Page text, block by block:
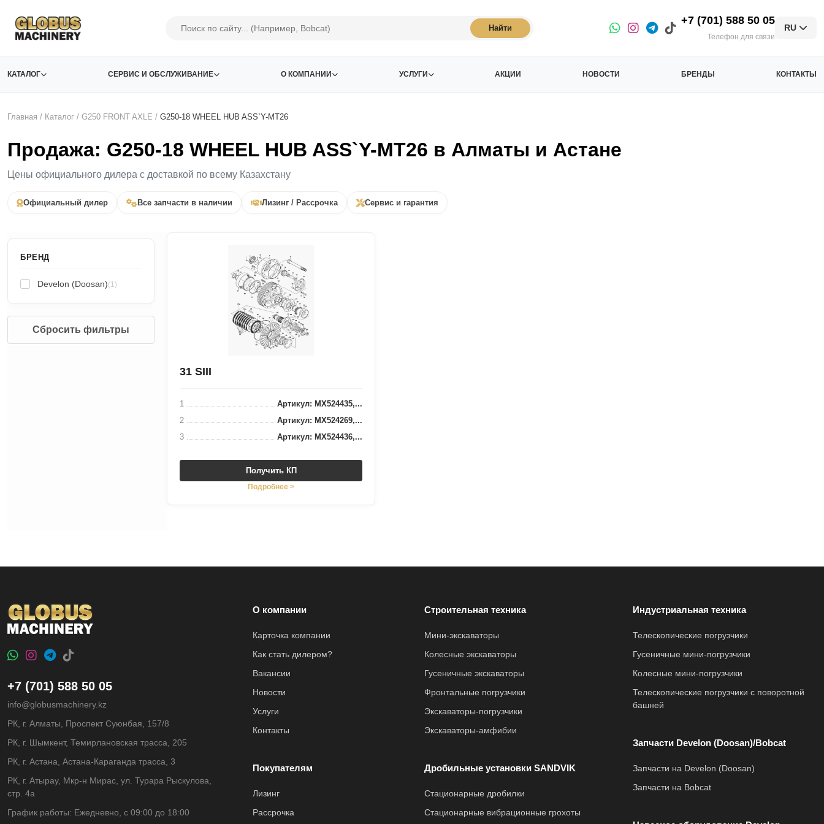
Найти
+7 (701) 588 50 05
Телефон для связи
RU
КАТАЛОГ СЕРВИС И ОБСЛУЖИВАНИЕ О КОМПАНИИ УСЛУГИ АКЦИИ НОВОСТИ БРЕНДЫ КОНТАКТЫ
Главная / Каталог / G250 FRONT AXLE / G250-18 WHEEL HUB ASS`Y-MT26
Продажа: G250-18 WHEEL HUB ASS`Y-MT26 в Алматы и Астане
Цены официального дилера с доставкой по всему Казахстану
Официальный дилер Все запчасти в наличии Лизинг / Рассрочка Сервис и гарантия
БРЕНД
Develon (Doosan)(1)
Сбросить фильтры
31 SIII
1
Артикул: MX524435,...
2
Артикул: MX524269,...
3
Артикул: MX524436,...
Получить КП
Подробнее >
+7 (701) 588 50 05
info@globusmachinery.kz
РК, г. Алматы, Проспект Суюнбая, 157/8
РК, г. Шымкент, Темирлановская трасса, 205
РК, г. Астана, Астана-Караганда трасса, 3
РК, г. Атырау, Мкр-н Мирас, ул. Турара Рыскулова,
стр. 4а
График работы: Ежедневно, с 09:00 до 18:00
О компании
Карточка компании
Как стать дилером?
Вакансии
Новости
Услуги
Контакты
Покупателям
Лизинг
Рассрочка
Строительная техника
Мини-экскаваторы
Колесные экскаваторы
Гусеничные экскаваторы
Фронтальные погрузчики
Экскаваторы-погрузчики
Экскаваторы-амфибии
Дробильные установки SANDVIK
Стационарные дробилки
Стационарные вибрационные грохоты
Индустриальная техника
Телескопические погрузчики
Гусеничные мини-погрузчики
Колесные мини-погрузчики
Телескопические погрузчики с поворотной
башней
Запчасти Develon (Doosan)/Bobcat
Запчасти на Develon (Doosan)
Запчасти на Bobcat